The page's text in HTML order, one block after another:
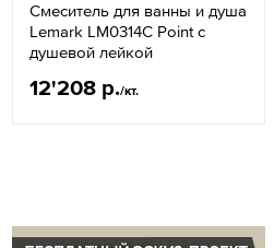
Смеситель для ванны и душа
Lemark LM0314C Point с
душевой лейкой
12'208 р./кт.